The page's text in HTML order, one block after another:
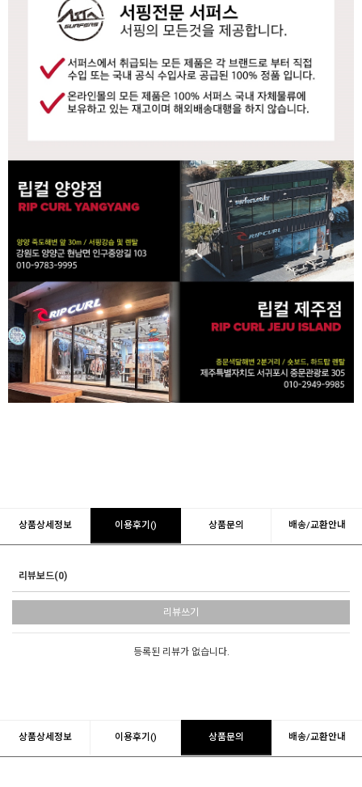
상품상세정보 이용후기() 상품문의 배송/교환안내
리뷰보드(0)
리뷰쓰기
등록된 리뷰가 없습니다.
상품상세정보 이용후기() 상품문의 배송/교환안내